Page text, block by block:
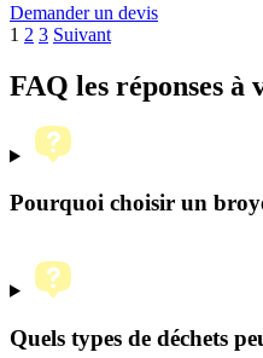
Demander un devis
Pagination
des
publications
1 2 3 Suivant
FAQ les réponses à
Pourquoi choisir un
Quels types de déchets